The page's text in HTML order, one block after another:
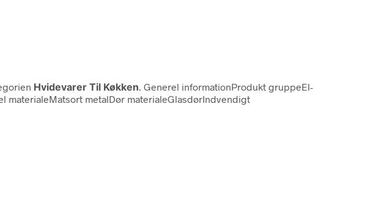
Hvidevarer Til Køkken . Generel informationProdukt gruppeEl-
materialeMatsort metalDør materialeGlasdørIndvendigt